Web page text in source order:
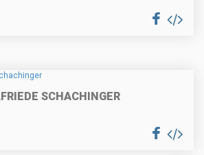
SCHACHINGER